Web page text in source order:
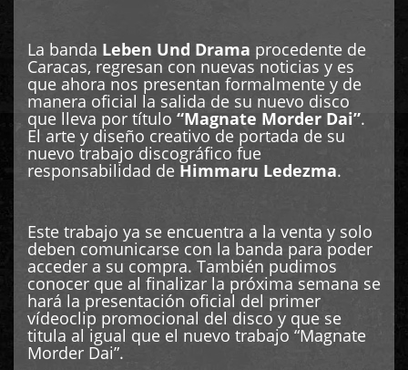
La banda Leben Und Drama procedente de
Caracas, regresan con nuevas noticias y es
que ahora nos presentan formalmente y de
manera oficial la salida de su nuevo disco
que lleva por título “Magnate Morder Dai”.
El arte y diseño creativo de portada de su
nuevo trabajo discográfico fue
responsabilidad de Himmaru Ledezma.
Este trabajo ya se encuentra a la venta y solo
deben comunicarse con la banda para poder
acceder a su compra. También pudimos
conocer que al finalizar la próxima semana se
hará la presentación oficial del primer
vídeoclip promocional del disco y que se
titula al igual que el nuevo trabajo “Magnate
Morder Dai”.